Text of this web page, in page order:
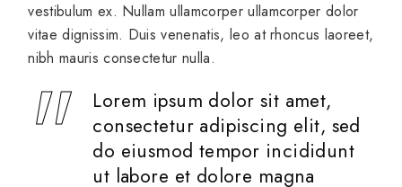
vestibulum ex. Nullam ullamcorper ullamcorper dolor
vitae dignissim. Duis venenatis, leo at rhoncus laoreet,
nibh mauris consectetur nulla.
Lorem ipsum dolor sit amet,
consectetur adipiscing elit, sed
do eiusmod tempor incididunt
ut labore et dolore magna